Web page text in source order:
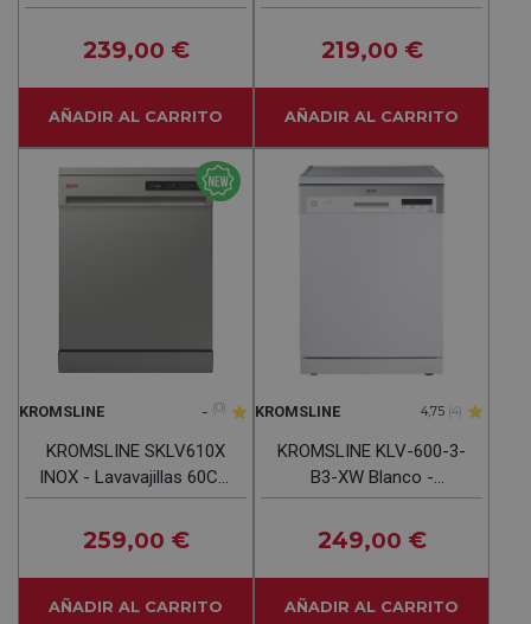
15 Servicios
239,00 €
AÑADIR AL CARRITO
12 Servicios
219,00 €
AÑADIR AL CARRITO
KROMSLINE - (0)
KROMSLINE SKLV610X
INOX - Lavavajillas 60CM
15 Servicios
259,00 €
AÑADIR AL CARRITO
KROMSLINE 4,75 (4)
KROMSLINE KLV-600-3-
B3-XW Blanco -
Lavavajillas 60CM 14
Servicios
249,00 €
AÑADIR AL CARRITO